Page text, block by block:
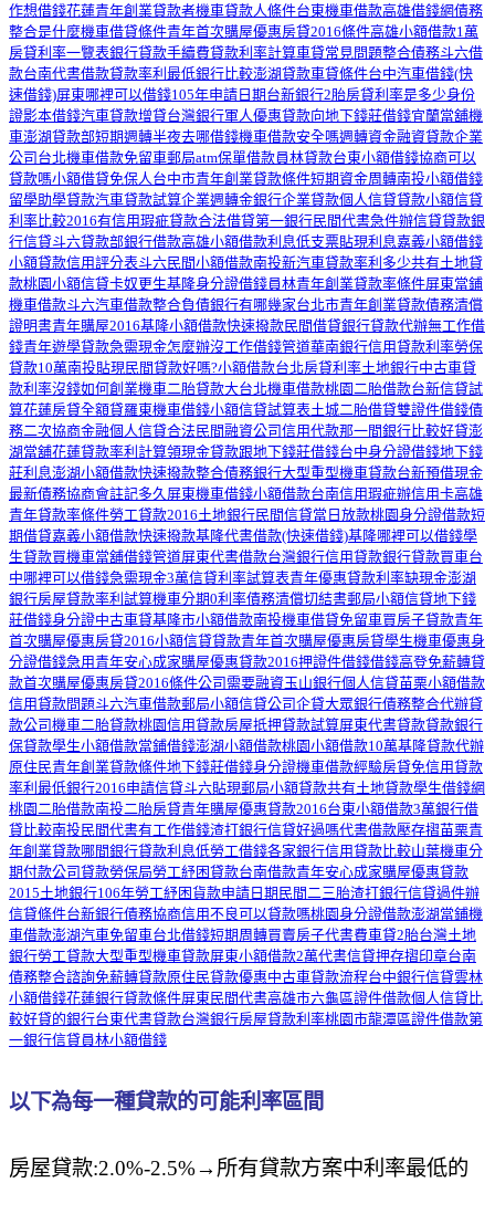
作想借錢花蓮青年創業貸款者機車貸款人條件台東機車借款高雄借錢網債務
整合是什麼機車借貸條件青年首次購屋優惠房貸2016條件高雄小額借款1萬
房貸利率一覽表銀行貸款手續費貸款利率計算車貸常見問題整合債務斗六借
款台南代書借款貸款率利最低銀行比較澎湖貸款車貸條件台中汽車借錢(快
速借錢)屏東哪裡可以借錢105年申請日期台新銀行2胎房貸利率是多少身份
證影本借錢汽車貸款增貸台灣銀行軍人優惠貸款向地下錢莊借錢宜蘭當舖機
車澎湖貸款部短期週轉半夜去哪借錢機車借款安全嗎週轉資金融資貸款企業
公司 台北機車借款免留車郵局atm保單借款員林貸款台東小額借錢協商可以
貸款嗎小額借貸免保人 台中市青年創業貸款條件短期資金周轉南投小額借錢
留學助學貸款汽車貸款試算企業週轉金銀行企業貸款個人信貸貸款小額信貸
利率比較2016有信用瑕疵貸款合法借貸第一銀行民間代書急件辦信貸貸款銀
行信貸斗六貸款部銀行借款高雄小額借款利息低支票貼現利息嘉義小額借錢
小額貸款信用評分表斗六民間小額借款南投新汽車貸款率利多少共有土地貸
款桃園小額信貸卡奴更生基隆身分證借錢員林青年創業貸款率條件屏東當鋪
機車借款斗六汽車借款整合負債銀行有哪幾家台北市青年創業貸款債務清償
證明書青年購屋2016基隆小額借款快速撥款民間借貸銀行貸款代辦無工作借
錢青年遊學貸款急需現金怎麼辦沒工作借錢管道華南銀行信用貸款利率勞保
貸款10萬南投貼現 民間貸款好嗎?小額借款台北房貸利率土地銀行中古車貸
款利率沒錢如何創業機車二胎貸款大台北機車借款桃園二胎借款台新信貸試
算花蓮房貸全額貸羅東機車借錢小額信貸試算表土城二胎借貸雙證件借錢債
務二次協商金融個人信貸合法民間融資公司信用代款那一間銀行比較好貸澎
湖當舖花蓮貸款率利計算領現金貸款跟地下錢莊借錢台中身分證借錢地下錢
莊利息澎湖小額借款快速撥款整合債務銀行大型重型機車貸款台新預借現金
最新債務協商會註記多久 屏東機車借錢小額借款台南信用瑕疵辦信用卡高雄
青年貸款率條件勞工貸款2016土地銀行民間信貸當日放款桃園身分證借款短
期借貸嘉義小額借款快速撥款基隆代書借款(快速借錢)基隆哪裡可以借錢學
生貸款買機車當舖借錢管道屏東代書借款台灣銀行信用貸款銀行貸款買車台
中哪裡可以借錢急需現金3萬信貸利率試算表青年優惠貸款利率缺現金澎湖
銀行房屋貸款率利試算機車分期0利率債務清償切結書郵局小額信貸地下錢
莊借錢身分證中古車貸基隆市小額借款南投機車借貸免留車買房子貸款青年
首次購屋優惠房貸2016小額信貸貸款青年首次購屋優惠房貸學生機車優惠身
分證借錢急用青年安心成家購屋優惠貸款2016押證件借錢借錢高登免薪轉貸
款首次購屋優惠房貸2016條件公司需要融資玉山銀行個人信貸苗栗小額借款
信用貸款問題斗六汽車借款郵局小額信貸公司企貸大眾銀行債務整合代辦貸
款公司機車二胎貸款桃園信用貸款房屋抵押貸款試算屏東代書貸款貸款銀行
保貸款學生小額借款當鋪借錢澎湖小額借款桃園小額借款10萬基隆貸款代辦
原住民青年創業貸款條件地下錢莊借錢身分證機車借款經驗房貸免信用貸款
率利最低銀行2016申請信貸斗六貼現郵局小額貸款共有土地貸款學生借錢網
桃園二胎借款南投二胎房貸青年購屋優惠貸款2016台東小額借款3萬銀行借
貸比較南投民間代書有工作借錢渣打銀行信貸好過嗎代書借款壓存摺苗栗青
年創業貸款哪間銀行貸款利息低勞工借錢各家銀行信用貸款比較山葉機車分
期付款公司貸款勞保局勞工紓困貸款台南借款青年安心成家購屋優惠貸款
2015土地銀行106年勞工紓困貨款申請日期 民間二三胎渣打銀行信貸過件辦
信貸條件台新銀行債務協商信用不良可以貸款嗎桃園身分證借款澎湖當鋪機
車借款澎湖汽車免留車台北借錢短期周轉買賣房子代書費車貸2胎台灣土地
銀行勞工貸款大型重型機車貸款屏東小額借款2萬代書信貸押存摺印章台南
債務整合諮詢免薪轉貸款原住民貸款優惠中古車貸款流程台中銀行信貸雲林
小額借錢花蓮銀行貸款條件屏東民間代書高雄市六龜區證件借款個人信貸比
較好貸的銀行台東代書貸款台灣銀行房屋貸款利率桃園市龍潭區證件借款第
一銀行信貸員林小額借錢
以下為每一種貸款的可能利率區間
房屋貸款:2.0%-2.5%→ 所有貸款方案中利率最低的